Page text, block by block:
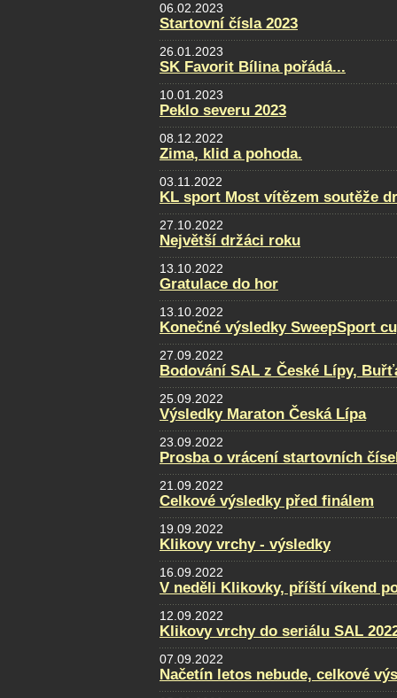
06.02.2023
Startovní čísla 2023
26.01.2023
SK Favorit Bílina pořádá...
10.01.2023
Peklo severu 2023
08.12.2022
Zima, klid a pohoda.
03.11.2022
KL sport Most vítězem soutěže
27.10.2022
Největší držáci roku
13.10.2022
Gratulace do hor
13.10.2022
Konečné výsledky SweepSport
27.09.2022
Bodování SAL z České Lípy,
25.09.2022
Výsledky Maraton Česká Lípa
23.09.2022
Prosba o vrácení startovních
21.09.2022
Celkové výsledky před finálem
19.09.2022
Klikovy vrchy - výsledky
16.09.2022
V neděli Klikovky, příští víkend
12.09.2022
Klikovy vrchy do seriálu SAL
07.09.2022
Načetín letos nebude, celkové